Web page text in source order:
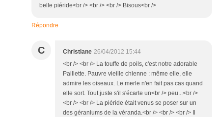
belle piéride<br /> <br /> <br /> Bisous<br />
Répondre
C Christiane 26/04/2012 15:44
<br /> <br /> La touffe de poils, c'est notre adorable
Paillette. Pauvre vieille chienne : même elle, elle
admire les oiseaux. Le merle n'en fait pas cas quand
elle sort. Tout juste s'il s'écarte un<br /> peu...<br />
<br /> <br /> La piéride était venus se poser sur un
des géraniums de la véranda.<br /> <br /> <br /> Il